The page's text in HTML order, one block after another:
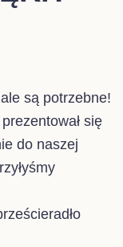
są potrzebne!
się
do naszej